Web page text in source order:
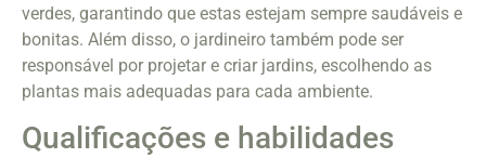
verdes, garantindo que estas estejam sempre saudáveis e
bonitas. Além disso, o jardineiro também pode ser
responsável por projetar e criar jardins, escolhendo as
plantas mais adequadas para cada ambiente.
Qualificações e habilidades